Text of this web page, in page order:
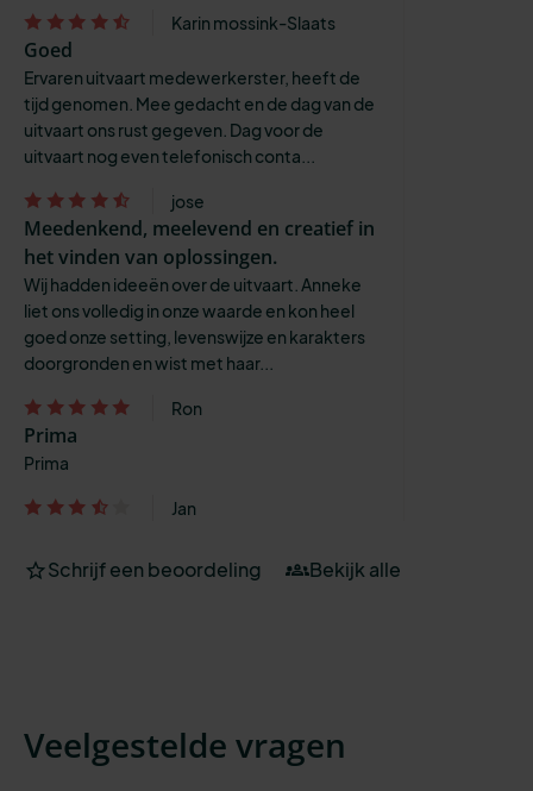
Karin mossink-Slaats
Goed
Ervaren uitvaart medewerkerster, heeft de
tijd genomen. Mee gedacht en de dag van de
uitvaart ons rust gegeven. Dag voor de
uitvaart nog even telefonisch conta...
jose
Meedenkend, meelevend en creatief in
het vinden van oplossingen.
Wij hadden ideeën over de uitvaart. Anneke
liet ons volledig in onze waarde en kon heel
goed onze setting, levenswijze en karakters
doorgronden en wist met haar...
Ron
Prima
Prima
Jan
Schrijf een beoordeling Bekijk alle
Veelgestelde vragen